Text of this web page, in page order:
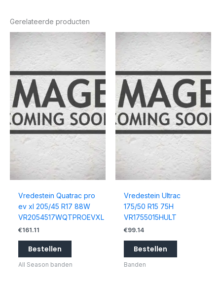
Gerelateerde producten
Vredestein Quatrac pro
ev xl 205/45 R17 88W
VR2054517WQTPROEVXL
€161.11
Bestellen
All Season banden
Vredestein Ultrac
175/50 R15 75H
VR1755015HULT
€99.14
Bestellen
Banden